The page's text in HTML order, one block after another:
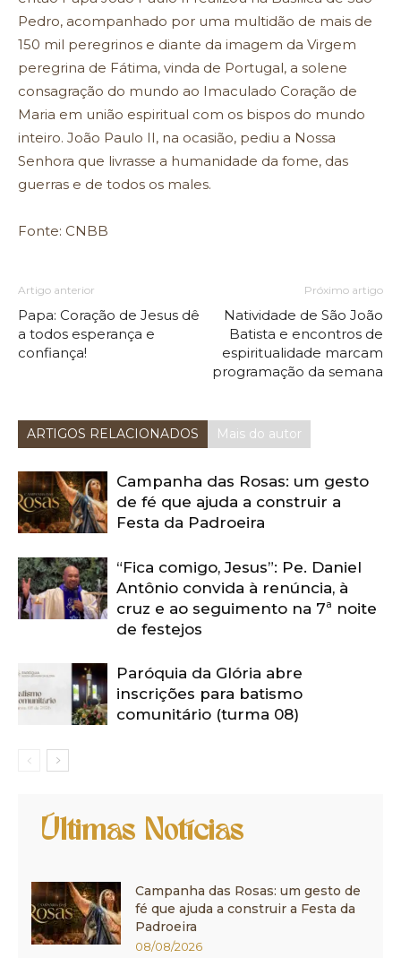
Pedro, acompanhado por uma multidão de mais de
150 mil peregrinos e diante da imagem da Virgem
peregrina de Fátima, vinda de Portugal, a solene
consagração do mundo ao Imaculado Coração de
Maria em união espiritual com os bispos do mundo
inteiro. João Paulo II, na ocasião, pediu a Nossa
Senhora que livrasse a humanidade da fome, das
guerras e de todos os males.
Fonte: CNBB
Artigo anterior
Papa: Coração de Jesus dê
a todos esperança e
confiança!
Próximo artigo
Natividade de São João
Batista e encontros de
espiritualidade marcam
programação da semana
ARTIGOS RELACIONADOS Mais do autor
Campanha das Rosas: um gesto
de fé que ajuda a construir a
Festa da Padroeira
“Fica comigo, Jesus”: Pe. Daniel
Antônio convida à renúncia, à
cruz e ao seguimento na 7ª noite
de festejos
Paróquia da Glória abre
inscrições para batismo
comunitário (turma 08)
Últimas Notícias
Campanha das Rosas: um gesto de
fé que ajuda a construir a Festa da
Padroeira
08/08/2026